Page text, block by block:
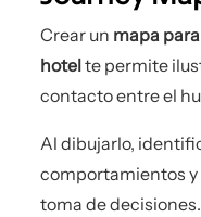
Crear un mapa
hotelte permite
contacto entre el
Al dibujarlo,
comportamientos y
toma de decisiones.